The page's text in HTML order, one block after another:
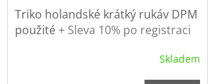
Triko holandské krátký rukáv DPM
použité+ Sleva 10% po registraci
Skladem